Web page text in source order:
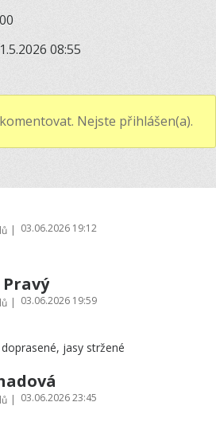
08:55
Nejste přihlášen(a).
| 03.06.2026 19:12
| 03.06.2026 19:59
jasy stržené
| 03.06.2026 23:45